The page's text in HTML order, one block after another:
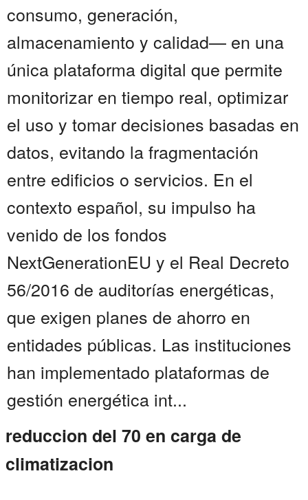
consumo, generación,
almacenamiento y calidad— en una
única plataforma digital que permite
monitorizar en tiempo real, optimizar
el uso y tomar decisiones basadas en
datos, evitando la fragmentación
entre edificios o servicios. En el
contexto español, su impulso ha
venido de los fondos
NextGenerationEU y el Real Decreto
56/2016 de auditorías energéticas,
que exigen planes de ahorro en
entidades públicas. Las instituciones
han implementado plataformas de
gestión energética int...
reduccion del 70 en carga de
climatizacion